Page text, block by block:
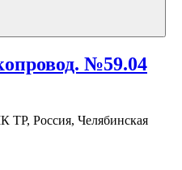
№59.04
Россия, Челябинская